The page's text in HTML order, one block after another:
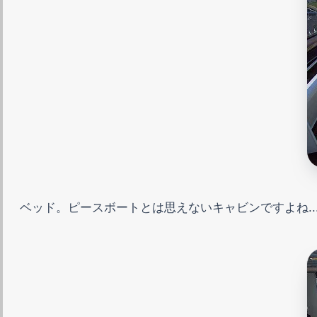
ベッド。ピースボートとは思えないキャビンですよね